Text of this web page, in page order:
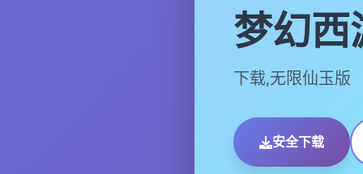
梦幻
下载,无限仙玉版
安全下载